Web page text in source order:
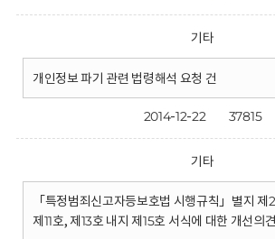
기타
개인정보 파기 관련 법령해석 요청 건
2014-12-22 37815
기타
「특정범죄신고자등보호법 시행규칙」별지
제11호, 제13호 내지 제15호 서식에 대한 개선의